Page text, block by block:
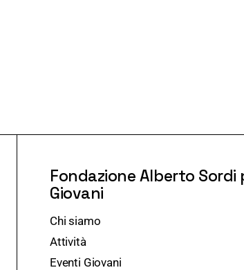
Fondazione Alberto Sordi
Giovani
Chi siamo
Attività
Eventi Giovani